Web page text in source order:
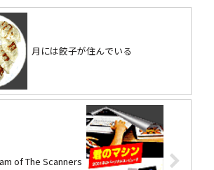
月には餃子が住んでいる
of The Scanners